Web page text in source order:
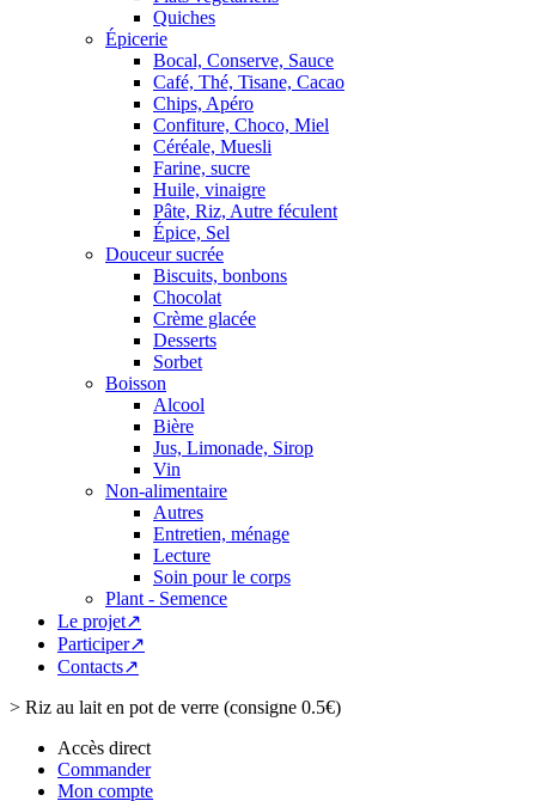
Quiches
Épicerie
Bocal, Conserve, Sauce
Café, Thé, Tisane, Cacao
Chips, Apéro
Confiture, Choco, Miel
Céréale, Muesli
Farine, sucre
Huile, vinaigre
Pâte, Riz, Autre féculent
Épice, Sel
Douceur sucrée
Biscuits, bonbons
Chocolat
Crème glacée
Desserts
Sorbet
Boisson
Alcool
Bière
Jus, Limonade, Sirop
Vin
Non-alimentaire
Autres
Entretien, ménage
Lecture
Soin pour le corps
Plant - Semence
Le projet↗
Participer↗
Contacts↗
> Riz au lait en pot de verre (consigne 0.5€)
Accès direct
Commander
Mon compte